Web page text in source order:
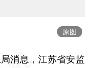
原图
消息，江苏省安监